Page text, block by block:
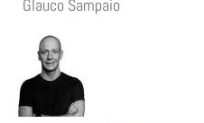
Glauco Sampaio